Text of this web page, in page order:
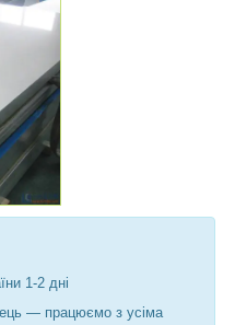
1-2 дні
— працюємо з усіма